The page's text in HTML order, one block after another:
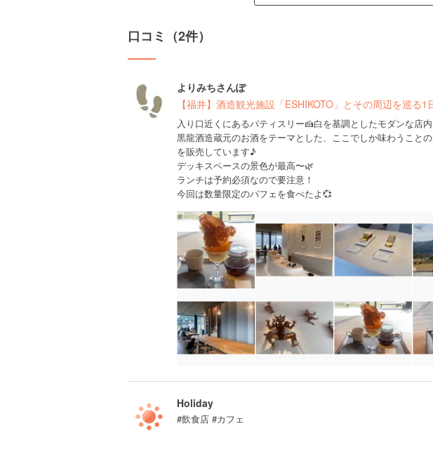
口コミ（2件）
よりみちさんぽ
【福井】酒造観光施設「ESHIKOTO」とその周辺を巡る
入り口近くにあるパティスリー🍰白を基調としたモダンな店内
黒龍酒造蔵元のお酒をテーマとした、ここでしか味わうこと
を販売しています♪
デッキスペースの景色が最高〜🌿
ランチは予約必須なので要注意！
今回は数量限定のパフェを食べたよ💞
Holiday
#飲食店 #カフェ